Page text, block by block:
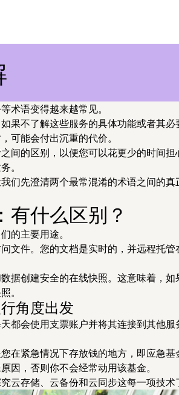
术语变得越来越常见。
果不了解这些服务的具体功能或者其必
可能会付出沉重的代价。
间的区别，以便您可以花更少的时间担
。
们先澄清两个最常混淆的术语之间的真
有什么区别？
的主要用途。
文件。您的文档是实时的，并远程托管
据创建安全的在线快照。这意味着，如
。
角度出发
都会使用支票账户并将其连接到其他服
在紧急情况下存放钱的地方，即应急基
因，否则你不会经常动用该基金。
云存储、云备份和云同步这每一项技术